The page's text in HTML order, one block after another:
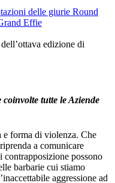
delle giurie Round
Effie
edizione di
tutte le Aziende
e forma di violenza. Che
a comunicare
contrapposizione possono
barbarie cui stiamo
aggressione ad